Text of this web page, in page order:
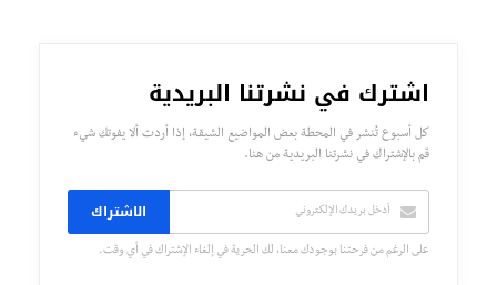
اشترك في نشرتنا البريدية
كل أسبوع تُنشر في المحطة بعض المواضيع الشيقة، إذا أردت ألا يفوتك شيء
قم بالإشتراك في نشرتنا البريدية من هنا.
الاشتراك
على الرغم من فرحتنا بوجودك معنا، لك الحرية في إلغاء الإشتراك في أي وقت.